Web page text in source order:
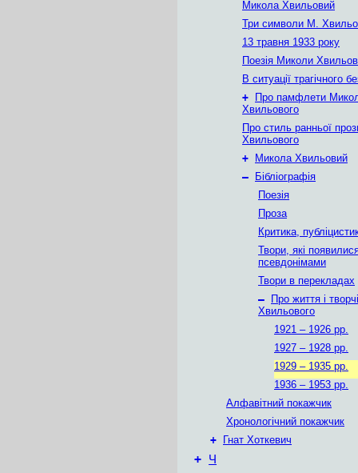
Микола Хвильовий
Три символи М.
13 травня 1933 року
Поезія Миколи
В ситуації трагічного
+
Про памфлети
Хвильового
Про стиль ранньої
Хвильового
+
Микола Хвильовий
–
Бібліографія
Поезія
Проза
Критика,
Твори, які
псевдонімами
Твори в перекладах
–
Про життя і
Хвильового
1921 – 1926 рр.
1927 – 1928 рр.
1929 – 1935 рр.
1936 – 1953 рр.
Алфавітний покажчик
Хронологічний покажчик
+
Гнат Хоткевич
+ Ч